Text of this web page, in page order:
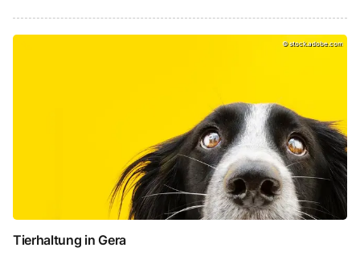
©stock.adobe.com
Tierhaltung in Gera